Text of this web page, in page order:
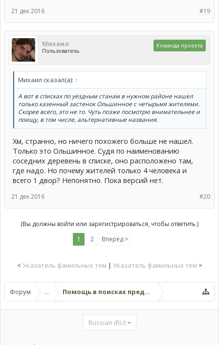
#19
21 дек 2016
Михаил
Пользователь
Команда проекта
Михаил сказал(а): ↑
А вот в списках по уездным станам в нужном районе нашел
только казенный застенок Ольшинное с четырьмя жителями.
Скорее всего, это не то. Чуть позже посмотрю внимательнее и
поищу, в том числе, альтернативные названия.
Хм, странно, но ничего похожего больше не нашел.
Только это Ольшинное. Судя по наименованию
соседних деревень в списке, оно расположено там,
где надо. Но почему жителей только 4 человека и
всего 1 двор? Непонятно. Пока версий нет.
#20
21 дек 2016
(Вы должны войти или зарегистрироваться, чтобы ответить.)
1
2 Вперёд >
< Указатель фамильных тем | Указатель фамильных тем >
Форум ... Помощь в поисках предков (поисковые
Russian (RU)